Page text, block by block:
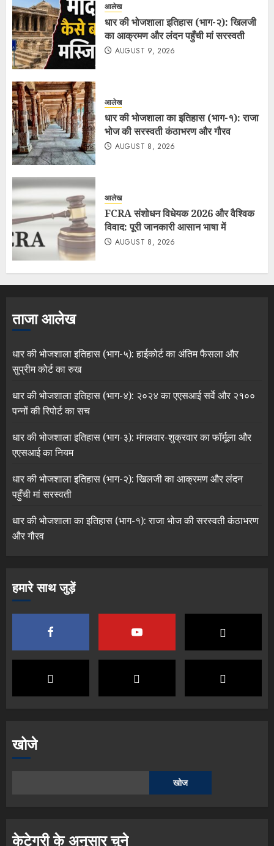
आलेख
धार की भोजशाला इतिहास (भाग-२): खिलजी
का आक्रमण और लंदन पहुँची मां सरस्वती
AUGUST 9, 2026
आलेख
धार की भोजशाला का इतिहास (भाग-१): राजा
भोज की सरस्वती कंठाभरण और गौरव
AUGUST 8, 2026
आलेख
FCRA संशोधन विधेयक 2026 और वैश्विक
विवाद: पूरी जानकारी आसान भाषा में
AUGUST 8, 2026
ताजा आलेख
धार की भोजशाला इतिहास (भाग-५): हाईकोर्ट का अंतिम फैसला और
सुप्रीम कोर्ट का रुख
धार की भोजशाला इतिहास (भाग-४): २०२४ का एएसआई सर्वे और २१००
पन्नों की रिपोर्ट का सच
धार की भोजशाला इतिहास (भाग-३): मंगलवार-शुक्रवार का फॉर्मूला और
एएसआई का नियम
धार की भोजशाला इतिहास (भाग-२): खिलजी का आक्रमण और लंदन
पहुँची मां सरस्वती
धार की भोजशाला का इतिहास (भाग-१): राजा भोज की सरस्वती कंठाभरण
और गौरव
हमारे साथ जुड़ें
खोजे
खोज
केटेगरी के अनुसार चुने